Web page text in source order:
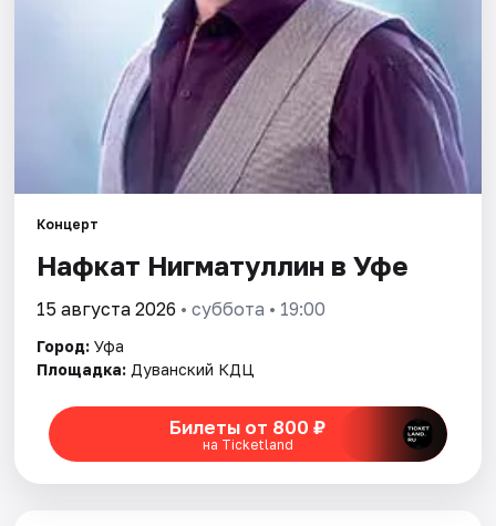
Рейтинги
Концерт
Нафкат Нигматуллин в Уфе
15 августа 2026 • суббота • 19:00
Город: Уфа
Площадка: Дуванский КДЦ
Билеты от 800 ₽
на Ticketland